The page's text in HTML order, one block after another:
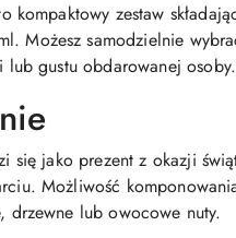
kompaktowy zestaw
Możesz samodzielnie
gustu obdarowanej
się jako prezent z okazji
Możliwość
drzewne lub owocowe nuty.